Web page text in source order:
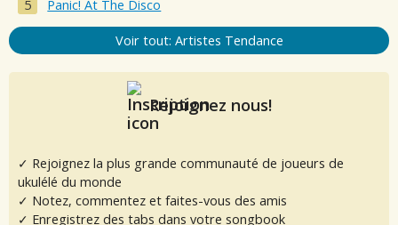
Panic! At The Disco
Voir tout: Artistes Tendance
Rejoignez nous!
✓ Rejoignez la plus grande communauté de joueurs de
ukulélé du monde
✓ Notez, commentez et faites-vous des amis
✓ Enregistrez des tabs dans votre songbook